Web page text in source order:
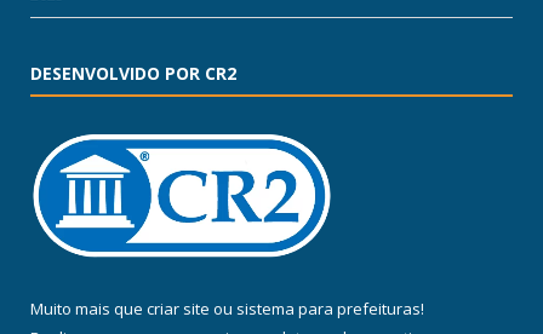
DESENVOLVIDO POR CR2
Muito mais que criar site ou sistema para prefeituras!